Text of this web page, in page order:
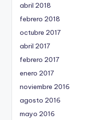
abril 2018
febrero 2018
octubre 2017
abril 2017
febrero 2017
enero 2017
noviembre 2016
agosto 2016
mayo 2016